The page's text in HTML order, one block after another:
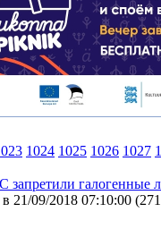
1024 1025 1026 1027
запретили галогенные
в 21/09/2018 07:10:00 (